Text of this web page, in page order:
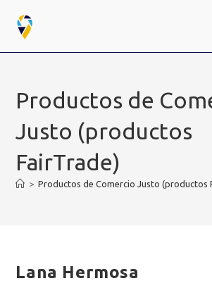
Productos de
Justo (productos
FairTrade)
> Productos de Comercio Justo (productos
Lana Hermosa